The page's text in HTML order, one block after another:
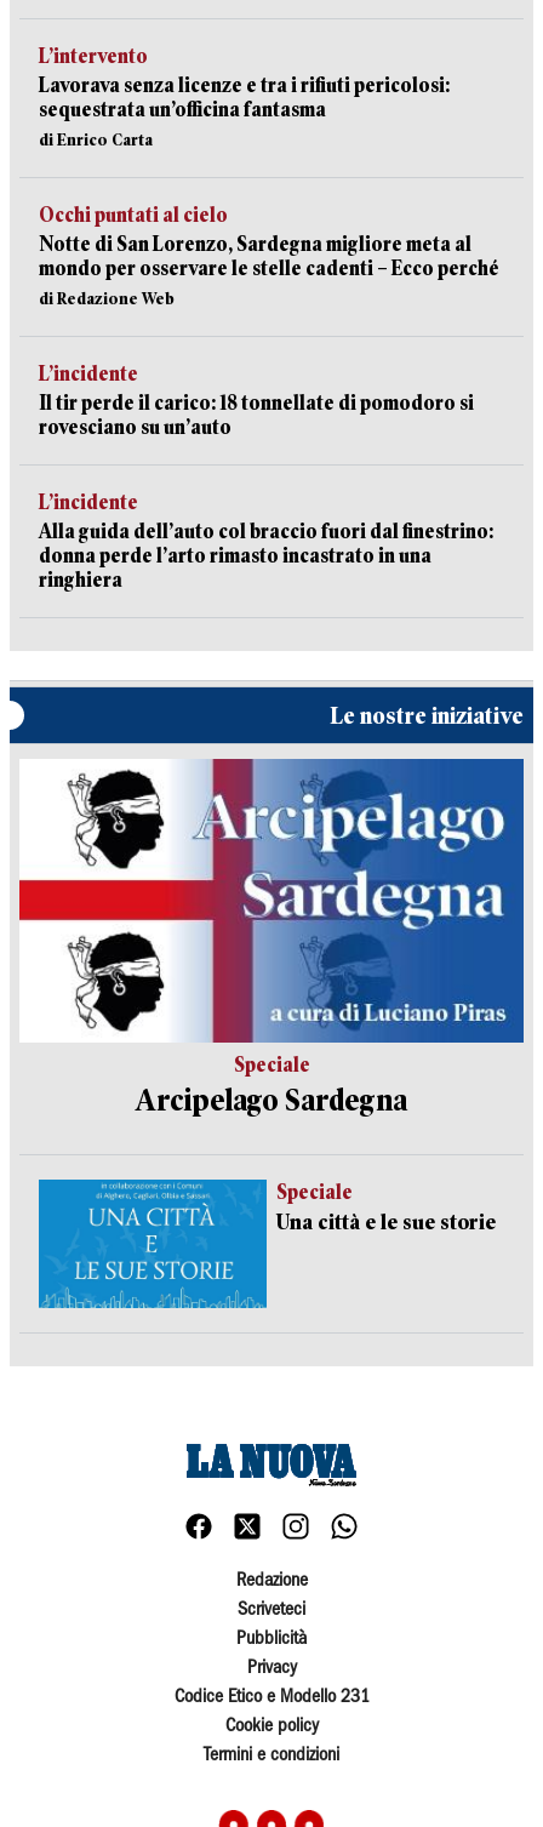
L’intervento
Lavorava senza licenze e tra i rifiuti pericolosi:
sequestrata un’officina fantasma
di Enrico Carta
Occhi puntati al cielo
Notte di San Lorenzo, Sardegna migliore meta al
mondo per osservare le stelle cadenti – Ecco perché
di Redazione Web
L’incidente
Il tir perde il carico: 18 tonnellate di pomodoro si
rovesciano su un’auto
L’incidente
Alla guida dell’auto col braccio fuori dal finestrino:
donna perde l’arto rimasto incastrato in una
ringhiera
Le nostre iniziative
Speciale
Arcipelago Sardegna
Speciale
Una città e le sue storie
Redazione
Scriveteci
Pubblicità
Privacy
Codice Etico e Modello 231
Cookie policy
Termini e condizioni